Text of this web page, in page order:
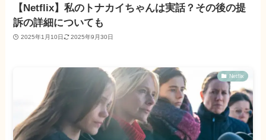
【Netflix】私のトナカイちゃんは実話？その後の提
訴の詳細についても
2025年1月10日 2025年9月30日
Netflix